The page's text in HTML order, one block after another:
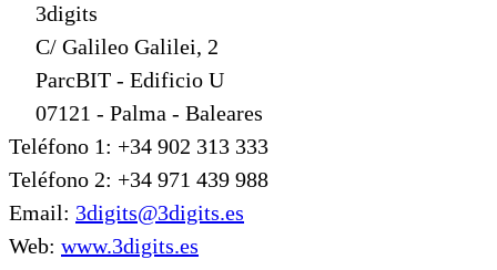
3digits
C/ Galileo Galilei, 2
ParcBIT - Edificio U
07121 - Palma - Baleares
Teléfono 1: +34 902 313 333
Teléfono 2: +34 971 439 988
Email: 3digits@3digits.es
Web: www.3digits.es